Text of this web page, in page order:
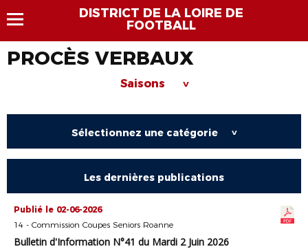
DISTRICT DE LA LOIRE DE
FOOTBALL
PROCÈS VERBAUX
Saisons >
Sélectionnez une catégorie >
Les dernières publications
Publié le 02-06-2026
14 - Commission Coupes Seniors Roanne
Bulletin d'Information N°41 du Mardi 2 Juin 2026